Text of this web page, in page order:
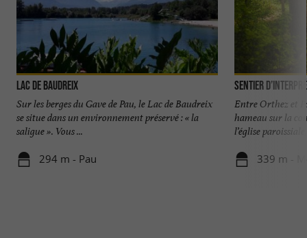
Lac De Baudreix
Sur les berges du Gave de Pau, le Lac de Baudreix
se situe dans un environnement préservé : « la
saligue ». Vous ...
294 m - Pau
Sentier
Entre Orthez et
hameau sur la
l’église
339 m -